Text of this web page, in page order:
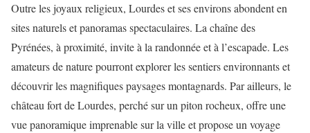
Outre les joyaux religieux, Lourdes et ses environs abondent en
sites naturels et panoramas spectaculaires. La chaîne des
Pyrénées, à proximité, invite à la randonnée et à l’escapade. Les
amateurs de nature pourront explorer les sentiers environnants et
découvrir les magnifiques paysages montagnards. Par ailleurs, le
château fort de Lourdes, perché sur un piton rocheux, offre une
vue panoramique imprenable sur la ville et propose un voyage